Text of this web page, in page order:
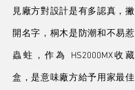
見廠方對設計是有多認真，撇
開名字，桐木是防潮和不易惹
蟲蛀，作為 HS2000MX收藏
盒，是意味廠方給予用家最佳